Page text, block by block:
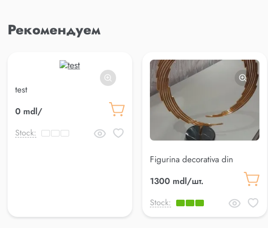
Рекомендуем
test
0 mdl/
Stock:
Figurina decorativa din
(AK.KKD0013)
1300 mdl/шт.
Stock: